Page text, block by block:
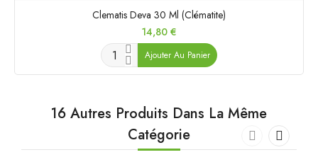
Clematis Deva 30 Ml (Clématite)
Prix
14,80 €
Ajouter Au Panier
16 Autres Produits Dans La Même
Catégorie